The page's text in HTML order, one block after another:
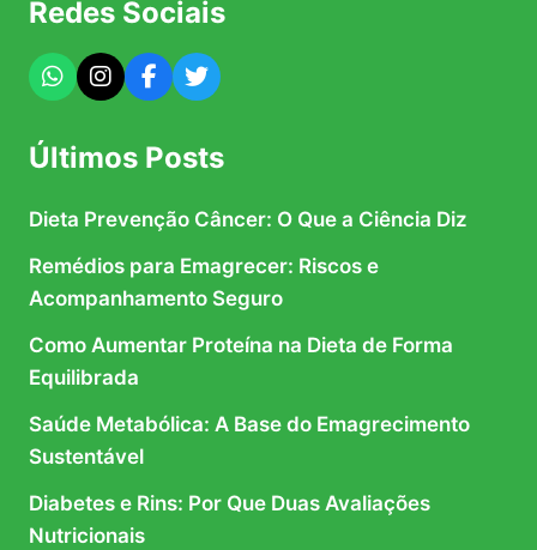
Redes Sociais
Últimos Posts
Dieta Prevenção Câncer: O Que a Ciência Diz
Remédios para Emagrecer: Riscos e
Acompanhamento Seguro
Como Aumentar Proteína na Dieta de Forma
Equilibrada
Saúde Metabólica: A Base do Emagrecimento
Sustentável
Diabetes e Rins: Por Que Duas Avaliações
Nutricionais